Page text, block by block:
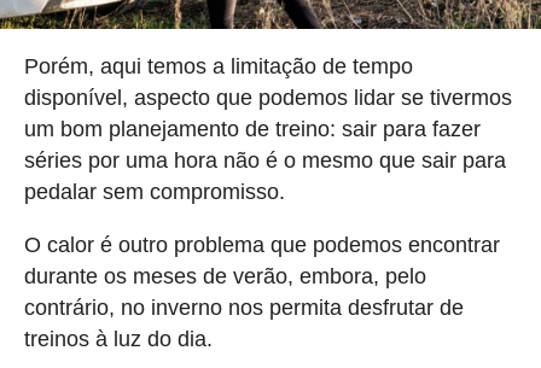
Porém, aqui temos a limitação de tempo
disponível, aspecto que podemos lidar se tivermos
um bom planejamento de treino: sair para fazer
séries por uma hora não é o mesmo que sair para
pedalar sem compromisso.
O calor é outro problema que podemos encontrar
durante os meses de verão, embora, pelo
contrário, no inverno nos permita desfrutar de
treinos à luz do dia.